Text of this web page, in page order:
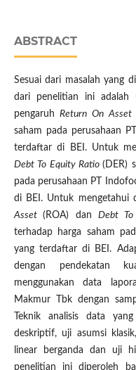
ABSTRACT
Sesuai dari masalah yang
dari penelitian ini adalah
pengaruhReturn On Asset
saham pada perusahaan
terdaftar di BEI. Untuk
Debt To Equity Ratio(DER)
pada perusahaan PT
di BEI. Untuk mengetahui
Asset(ROA) dan Debt
terhadap harga saham
yang terdaftar di BEI.
dengan pendekatan
menggunakan data
Makmur Tbk dengan
Teknik analisis data
deskriptif, uji asumsi
linear berganda dan uji
penelitian ini diperoleh